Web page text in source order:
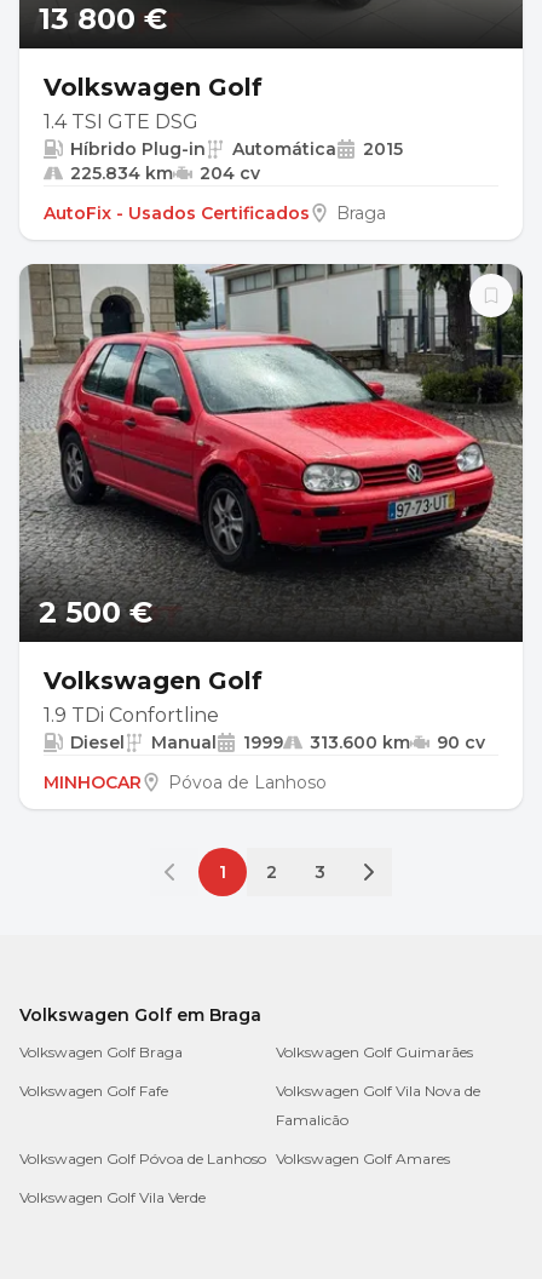
13 800 €
Volkswagen Golf
1.4 TSI GTE DSG
Híbrido Plug-in Automática
2015
225.834 km
204 cv
AutoFix - Usados Certificados
Braga
2 500 €
Volkswagen Golf
1.9 TDi Confortline
Diesel Manual 1999 313.600 km
90 cv
MINHOCAR
Póvoa de Lanhoso
1 2 3
Volkswagen Golf em Braga
Volkswagen Golf Braga Volkswagen Golf Guimarães
Volkswagen Golf Fafe
Volkswagen Golf Vila Nova de
Famalicão
Volkswagen Golf Póvoa de Lanhoso Volkswagen Golf Amares
Volkswagen Golf Vila Verde